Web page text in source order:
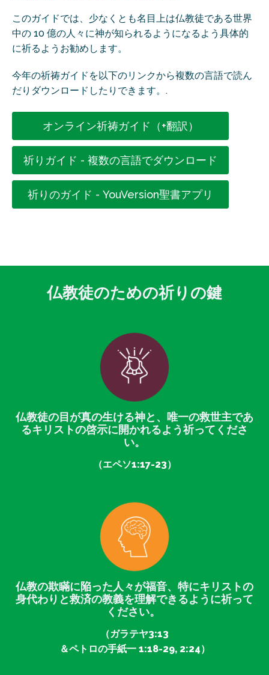
このガイドでは、少なくとも名目上は仏教徒である世界
中の 10 億の人々に神が知られるようになるよう具体的
に祈るようお勧めします。
今年の祈祷ガイドを以下のリンクから複数の言語で読ん
だりダウンロードしたりできます。.
オンライン祈祷ガイド（+翻訳）
祈りガイド - 複数の言語でダウンロード
祈りのガイド - YouVersion聖書アプリ
仏教徒のための祈りの鍵
仏教徒の目が真の生ける神と、唯一の救世主であ
るキリストの啓示に開かれるよう祈ってくださ
い。
（エペソ1:17-23）
仏教の欺瞞に陥った人々が福音、特にキリストの
身代わりと救済の教義を理解できるように祈って
ください。
（ガラテヤ3:13
＆ペトロの手紙一 1:18-29, 2:24）